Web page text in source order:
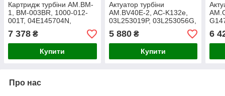
Картридж турбіни AM.BM-
1, BM-003BR, 1000-012-
001T, 04E145704N,
04E145703Q,
04E145721L,
030TC11001000, 030 TC
11001 000
7 378 ₴
Купити
Актуатор турбіни
AM.BV40E-2, AC-K132e,
03L253019P, 03L253056G,
03L253056T,
03L253056GX,
03L253056GV
5 880₴
Купити
6
Про нас